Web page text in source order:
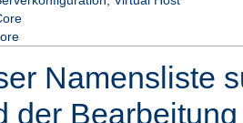
Namensliste
der